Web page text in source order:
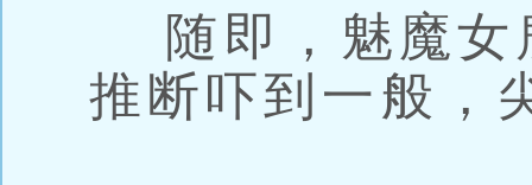
随即，魅魔女
推断吓到一般，